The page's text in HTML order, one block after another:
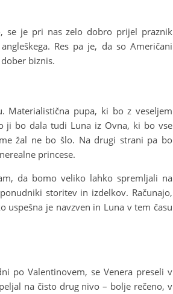
se je pri nas zelo dobro prijel praznik
Res pa je, da so Američani
biznis.
Materialistična pupa, ki bo z veseljem
ji bo dala tudi Luna iz Ovna, ki bo vse
žal ne bo šlo. Na drugi strani pa bo
princese.
da bomo veliko lahko spremljali na
storitev in izdelkov. Računajo,
uspešna je navzven in Luna v tem času
po Valentinovem, se Venera preseli v
na čisto drug nivo – bolje rečeno, v